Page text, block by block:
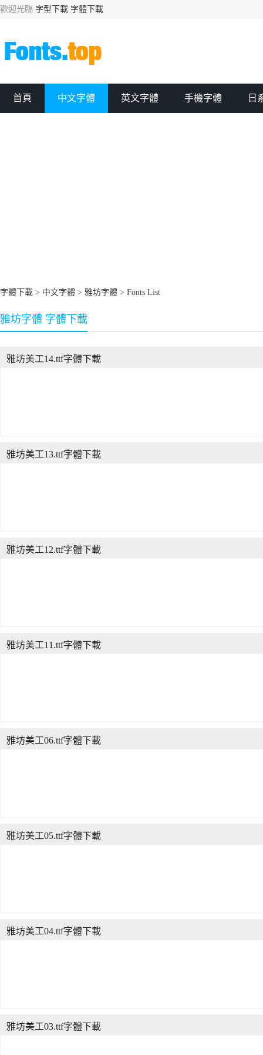
歡迎光臨 字型下載 字體下載
首頁 中文字體 英文字體 手機字體 日
字體下載 > 中文字體 > 雅坊字體 > Fonts List
雅坊字體 字體下載
雅坊美工14.ttf字體下載
雅坊美工13.ttf字體下載
雅坊美工12.ttf字體下載
雅坊美工11.ttf字體下載
雅坊美工06.ttf字體下載
雅坊美工05.ttf字體下載
雅坊美工04.ttf字體下載
雅坊美工03.ttf字體下載